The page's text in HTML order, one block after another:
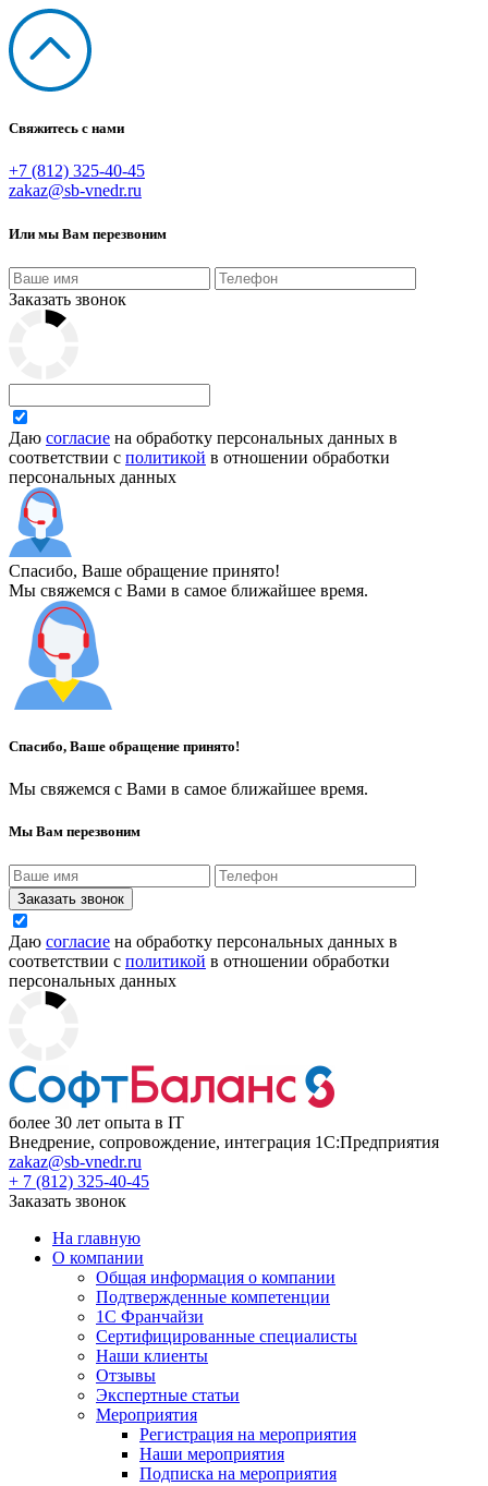
Свяжитесь с нами
+7 (812) 325-40-45
zakaz@sb-vnedr.ru
Или мы Вам перезвоним
Заказать звонок
Даю согласие на обработку персональных данных в
соответствии с политикой в отношении обработки
персональных данных
Спасибо, Ваше обращение принято!
Мы свяжемся с Вами в самое ближайшее время.
Спасибо, Ваше обращение принято!
Мы свяжемся с Вами в самое ближайшее время.
Мы Вам перезвоним
Заказать звонок
Даю согласие на обработку персональных данных в
соответствии с политикой в отношении обработки
персональных данных
более 30 лет опыта в IT
Внедрение, сопровождение, интеграция 1С:Предприятия
zakaz@sb-vnedr.ru
+ 7 (812) 325-40-45
Заказать звонок
На главную
О компании
Общая информация о компании
Подтвержденные компетенции
1С Франчайзи
Сертифицированные специалисты
Наши клиенты
Отзывы
Экспертные статьи
Мероприятия
Регистрация на мероприятия
Наши мероприятия
Подписка на мероприятия